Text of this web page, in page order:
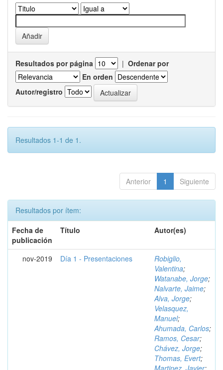
Resultados por página | Ordenar por
En orden
Autor/registro
Resultados 1-1 de 1.
Anterior 1 Siguiente
Resultados por ítem:
Fecha de
publicación
Título Autor(es)
nov-2019 Día 1 - Presentaciones
Robiglio,
Valentina;
Watanabe, Jorge;
Nalvarte, Jaime;
Alva, Jorge;
Velasquez,
Manuel;
Ahumada, Carlos;
Ramos, Cesar;
Chávez, Jorge;
Thomas, Evert;
Martinez, Javier;